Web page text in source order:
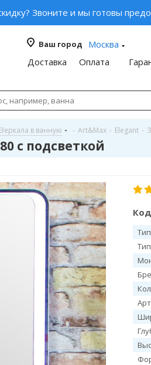
Звоните и мы готовы
Ваш город
Москва
Доставка
Оплата
Зеркала в ванную - Art&Max - Elegant -
с подсветкой
Тип